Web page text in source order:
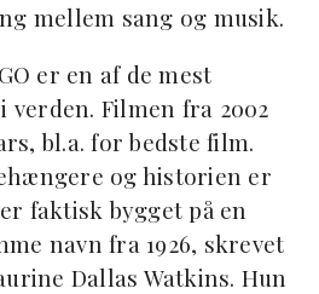
mellem sang og musik.
er en af de mest
verden. Filmen fra 2002
bl.a. for bedste film.
og historien er
faktisk bygget på en
navn fra 1926, skrevet
Dallas Watkins. Hun